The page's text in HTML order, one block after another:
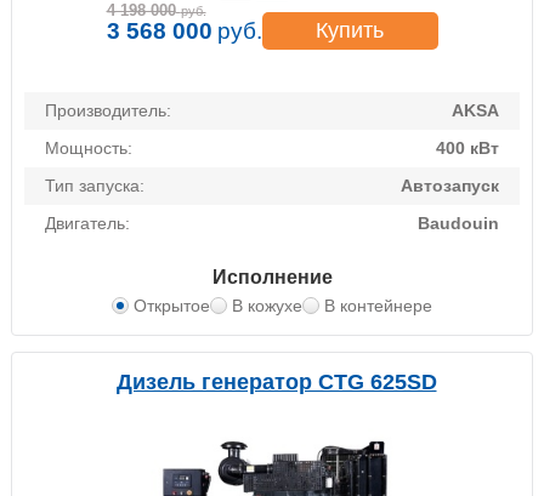
Производитель:
AKSA
Мощность:
400 кВт
Тип запуска:
Автозапуск
Двигатель:
Baudouin
Исполнение
Открытое В кожухе В контейнере
4 198 000 руб.
3 568 000 руб. Купить
Дизель генератор CTG 625SD